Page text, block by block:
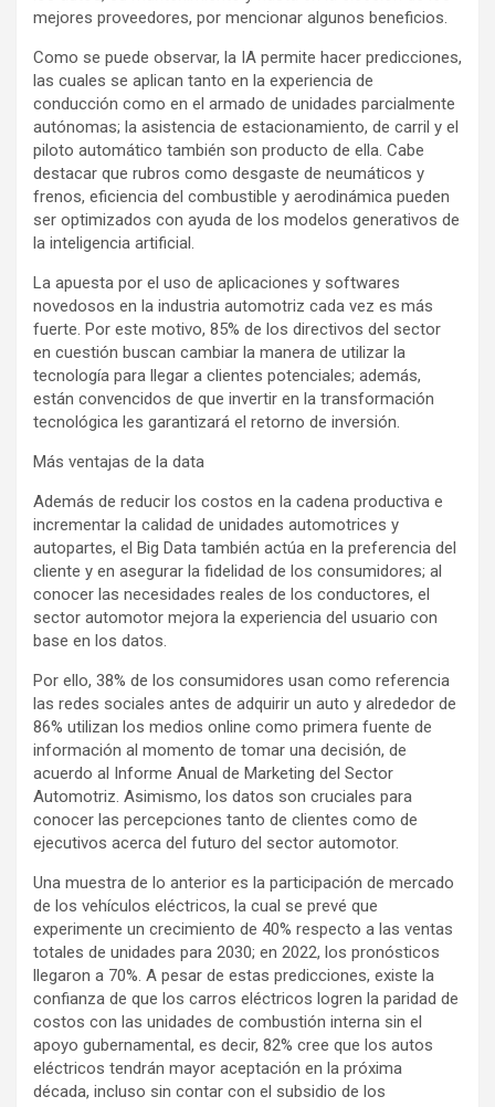
mejores proveedores, por mencionar algunos beneficios.
Como se puede observar, la IA permite hacer predicciones,
las cuales se aplican tanto en la experiencia de
conducción como en el armado de unidades parcialmente
autónomas; la asistencia de estacionamiento, de carril y el
piloto automático también son producto de ella. Cabe
destacar que rubros como desgaste de neumáticos y
frenos, eficiencia del combustible y aerodinámica pueden
ser optimizados con ayuda de los modelos generativos de
la inteligencia artificial.
La apuesta por el uso de aplicaciones y softwares
novedosos en la industria automotriz cada vez es más
fuerte. Por este motivo, 85% de los directivos del sector
en cuestión buscan cambiar la manera de utilizar la
tecnología para llegar a clientes potenciales; además,
están convencidos de que invertir en la transformación
tecnológica les garantizará el retorno de inversión.
Más ventajas de la data
Además de reducir los costos en la cadena productiva e
incrementar la calidad de unidades automotrices y
autopartes, el Big Data también actúa en la preferencia del
cliente y en asegurar la fidelidad de los consumidores; al
conocer las necesidades reales de los conductores, el
sector automotor mejora la experiencia del usuario con
base en los datos.
Por ello, 38% de los consumidores usan como referencia
las redes sociales antes de adquirir un auto y alrededor de
86% utilizan los medios online como primera fuente de
información al momento de tomar una decisión, de
acuerdo al Informe Anual de Marketing del Sector
Automotriz. Asimismo, los datos son cruciales para
conocer las percepciones tanto de clientes como de
ejecutivos acerca del futuro del sector automotor.
Una muestra de lo anterior es la participación de mercado
de los vehículos eléctricos, la cual se prevé que
experimente un crecimiento de 40% respecto a las ventas
totales de unidades para 2030; en 2022, los pronósticos
llegaron a 70%. A pesar de estas predicciones, existe la
confianza de que los carros eléctricos logren la paridad de
costos con las unidades de combustión interna sin el
apoyo gubernamental, es decir, 82% cree que los autos
eléctricos tendrán mayor aceptación en la próxima
década, incluso sin contar con el subsidio de los